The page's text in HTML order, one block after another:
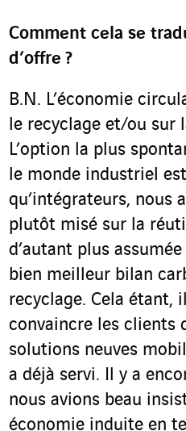
Comment cela se
d’offre ?
B.N. L’économie
le recyclage et/ou sur
L’option la plus
le monde industriel
qu’intégrateurs, nous
plutôt misé sur la
d’autant plus
bien meilleur bilan
recyclage. Cela étant,
convaincre les clients
solutions neuves
a déjà servi. Il y a
nous avions beau
économie induite en